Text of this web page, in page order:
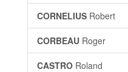
CORNELIUS Robert
CORBEAU Roger
CASTRO Roland